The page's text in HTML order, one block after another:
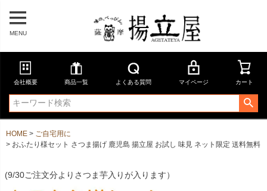
MENU
会社概要 商品一覧 よくある質問 マイページ カート
HOME
ご自宅用に
おふたり様セット さつま揚げ 鹿児島 揚立屋 お試し 味見 ネット限定 送料無料
(9/30ご注文分よりさつま芋入りが入ります）